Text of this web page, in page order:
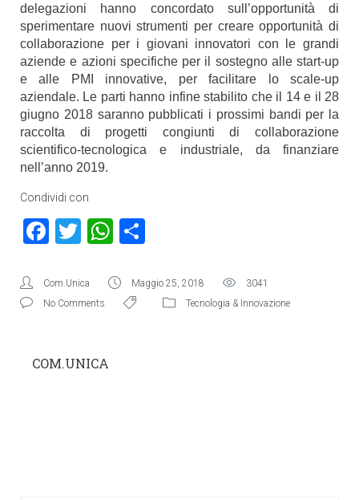
delegazioni hanno concordato sull’opportunità di
sperimentare nuovi strumenti per creare opportunità di
collaborazione per i giovani innovatori con le grandi
aziende e azioni specifiche per il sostegno alle start-up
e alle PMI innovative, per facilitare lo scale-up
aziendale. Le parti hanno infine stabilito che il 14 e il 28
giugno 2018 saranno pubblicati i prossimi bandi per la
raccolta di progetti congiunti di collaborazione
scientifico-tecnologica e industriale, da finanziare
nell’anno 2019.
Condividi con
Facebook
TwitterWhatsApp
Com.Unica Maggio 25, 2018
3041
No Comments
Tecnologia & Innovazione
COM.UNICA